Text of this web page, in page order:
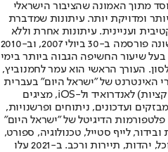
מתוך האמונה שהציבור הישראלי
ומדויקת יותר. עיתונות שמדברת
ועניינית. עיתונות אחרת וללא
תשלום. המהדורה המודפסת הראשונה פורסמה ב-30 ביולי 2007, וב-2010
בעל שיעור החשיפה הגבוה ביותר בימי
העורך הראשי הוא עמר לחמנוביץ,
האינטרנט של "ישראל היום" בעברית
ובאנגלית, כמו כן היישומונים (אפליקציות) לאנדרואיד ול-iOS, מציגים
ועדכונים, ניתוחים ופרשנויות,
פלטפורמות הדיגיטל של "ישראל היום"
לייף סטייל, טכנולוגיה, ספורט,
כלכלה וצרכנות, בריאות, חיילים, אוכל, יהדות, תיירות ורכב. ב-2021 עלו